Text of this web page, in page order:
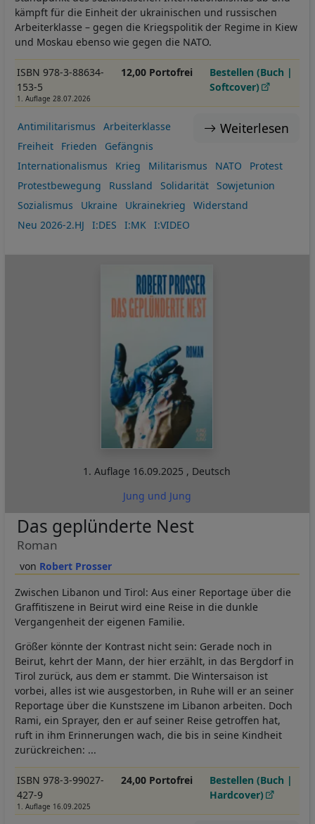
kämpft für die Einheit der ukrainischen und russischen
Arbeiterklasse – gegen die Kriegspolitik der Regime in Kiew
und Moskau ebenso wie gegen die NATO.
ISBN 978-3-88634-
153-5
1. Auflage 28.07.2026
12,00 Portofrei
Bestellen (Buch |
Softcover)
Weiterlesen
Antimilitarismus
Arbeiterklasse
Freiheit
Frieden
Gefängnis
Internationalismus
Krieg Militarismus NATO
Protest
Protestbewegung
Russland Solidarität
Sowjetunion
Sozialismus
Ukraine Ukrainekrieg
Widerstand
Neu 2026-2.HJ
I:DES I:MK I:VIDEO
1. Auflage 16.09.2025 , Deutsch
Jung und Jung
Robert Prosser
Das geplünderte Nest
Roman
Zwischen Libanon und Tirol: Aus einer Reportage über die
Graffitiszene in Beirut wird eine Reise in die dunkle
Vergangenheit der eigenen Familie.
Größer könnte der Kontrast nicht sein: Gerade noch in
Beirut, kehrt der Mann, der hier erzählt, in das Bergdorf in
Tirol zurück, aus dem er stammt. Die Wintersaison ist
vorbei, alles ist wie ausgestorben, in Ruhe will er an seiner
Reportage über die Kunstszene im Libanon arbeiten. Doch
Rami, ein Sprayer, den er auf seiner Reise getroffen hat,
ruft in ihm Erinnerungen wach, die bis in seine Kindheit
zurückreichen: ...
ISBN 978-3-99027-
427-9
1. Auflage 16.09.2025
24,00 Portofrei
Bestellen (Buch |
Hardcover)